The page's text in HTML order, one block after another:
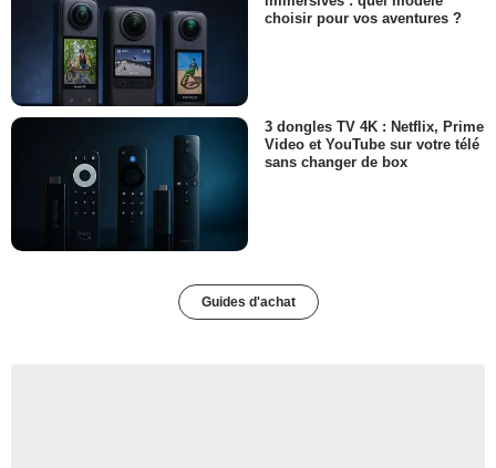
choisir pour vos aventures ?
3 dongles TV 4K : Netflix, Prime
Video et YouTube sur votre télé
sans changer de box
Guides d'achat